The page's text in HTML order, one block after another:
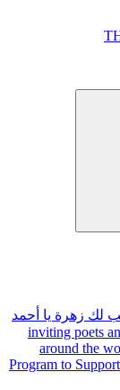
لك زهرة يا أحمد
" inviting poets
around the
Program to